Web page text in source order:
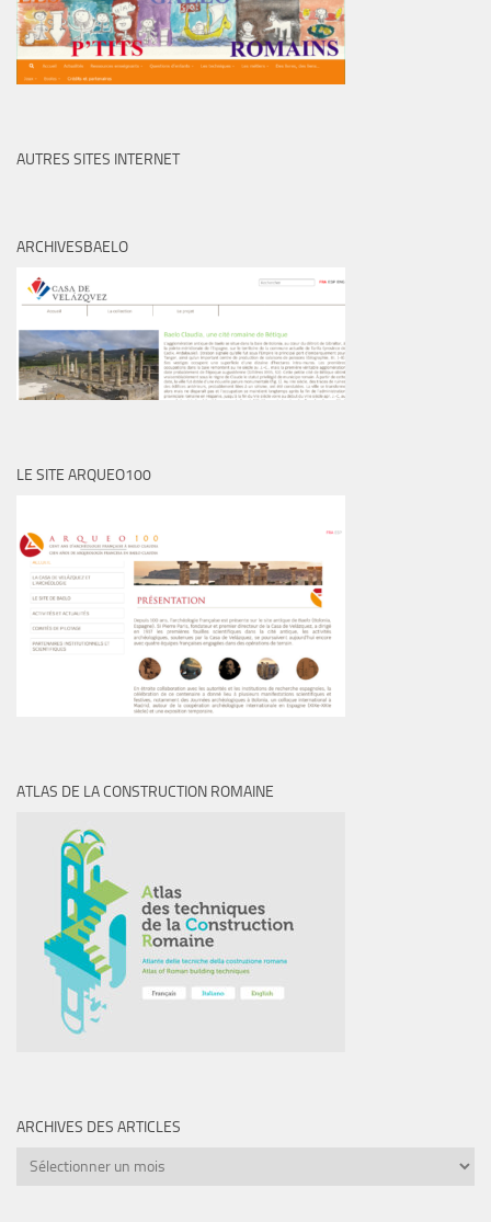
AUTRES SITES INTERNET
ARCHIVESBAELO
LE SITE ARQUEO100
ATLAS DE LA CONSTRUCTION ROMAINE
ARCHIVES DES ARTICLES
Archives